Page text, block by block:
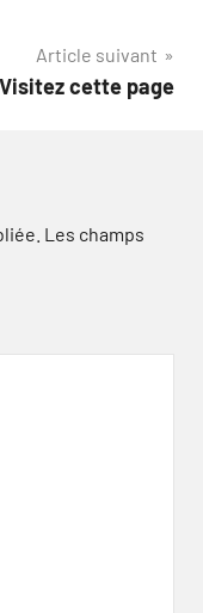
Article suivant
cette page
Les champs